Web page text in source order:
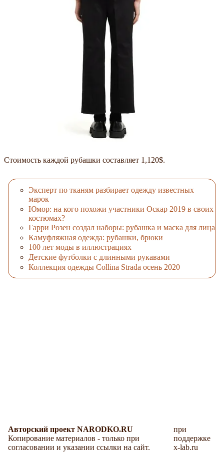
Стоимость каждой рубашки составляет 1,120$.
Эксперт по тканям разбирает одежду известных
марок
Юмор: на кого похожи участники Оскар 2019 в своих
костюмах?
Гарри Розен создал наборы: рубашка и маска для лица
Камуфляжная одежда: рубашки, брюки
100 лет моды в иллюстрациях
Детские футболки с длинными рукавами
Коллекция одежды Collina Strada осень 2020
Авторский проект NARODKO.RU
Копирование материалов - только при
согласовании и указании ссылки на сайт.
при
поддержке
x-lab.ru